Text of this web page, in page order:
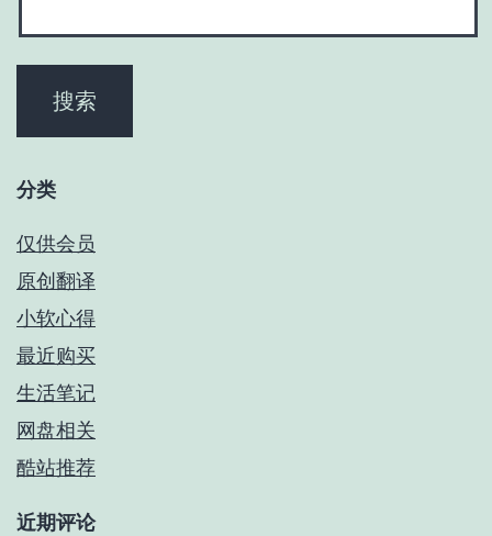
分类
仅供会员
原创翻译
小软心得
最近购买
生活笔记
网盘相关
酷站推荐
近期评论